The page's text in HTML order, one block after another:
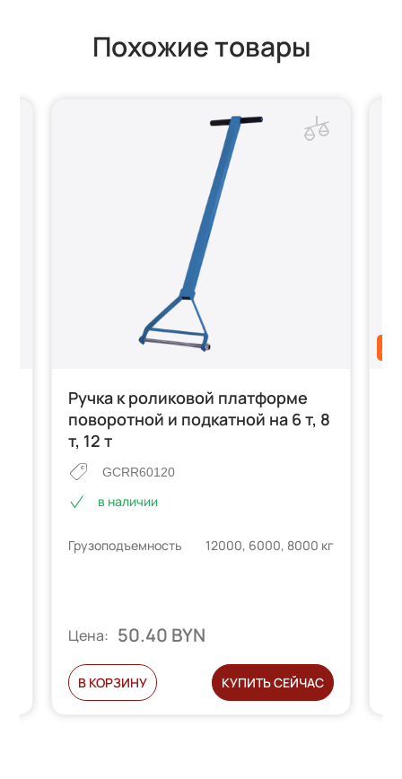
Похожие товары
Ручка к роликовой платформе
поворотной и подкатной на 6 т, 8
т, 12 т
GCRR60120
в наличии
Грузоподъемность 12000, 6000, 8000 кг
Цена: 50.40 BYN
В КОРЗИНУ КУПИТЬ СЕЙЧАС